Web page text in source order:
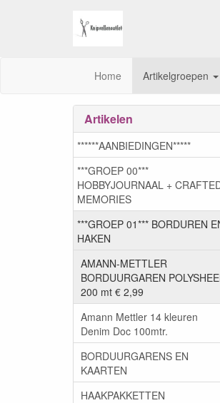
Home Artikelgroepen
Artikelen
******AANBIEDINGEN*****
***GROEP 00***
HOBBYJOURNAAL +
MEMORIES
***GROEP 01*** BORDUREN
HAKEN
AMANN-METTLER
BORDUURGAREN
200 mt € 2,99
Amann Mettler 14 kleuren
Denim Doc 100mtr.
BORDUURGARENS EN
KAARTEN
HAAKPAKKETTEN